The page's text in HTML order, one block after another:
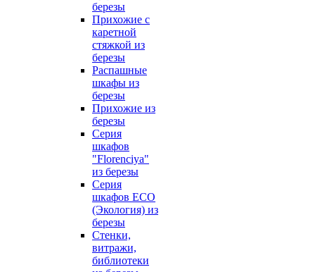
березы
Прихожие с
каретной
стяжкой из
березы
Распашные
шкафы из
березы
Прихожие из
березы
Серия
шкафов
"Florenciya"
из березы
Серия
шкафов ECO
(Экология) из
березы
Стенки,
витражи,
библиотеки